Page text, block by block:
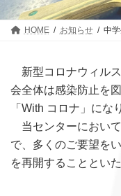
HOME お知らせ 中
新型コロナウィル
会全体は感染防止を
「With コロナ」にな
当センターにおい
で、多くのご要望を
を再開することとい